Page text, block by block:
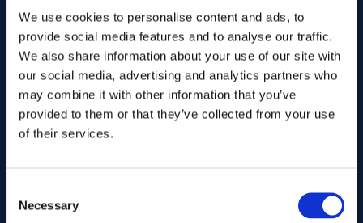
We use cookies to personalise content and ads, to
provide social media features and to analyse our traffic.
We also share information about your use of our site with
our social media, advertising and analytics partners who
may combine it with other information that you’ve
provided to them or that they’ve collected from your use
of their services.
Selection
Necessary
Formulaire:
Sheet/plate
Dims. (mm): 1.50
Warehouse:
Stock:
Orderable item
Contact us here for order
Ajouter au devis
Formulaire: